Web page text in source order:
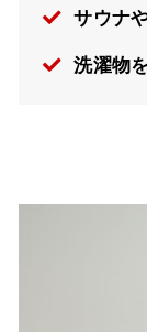
サウナ
洗濯物